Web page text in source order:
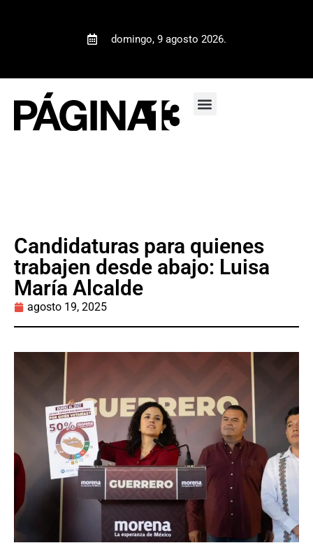
domingo, 9 agosto 2026.
Candidaturas para quienes
trabajen desde abajo: Luisa
María Alcalde
agosto 19, 2025